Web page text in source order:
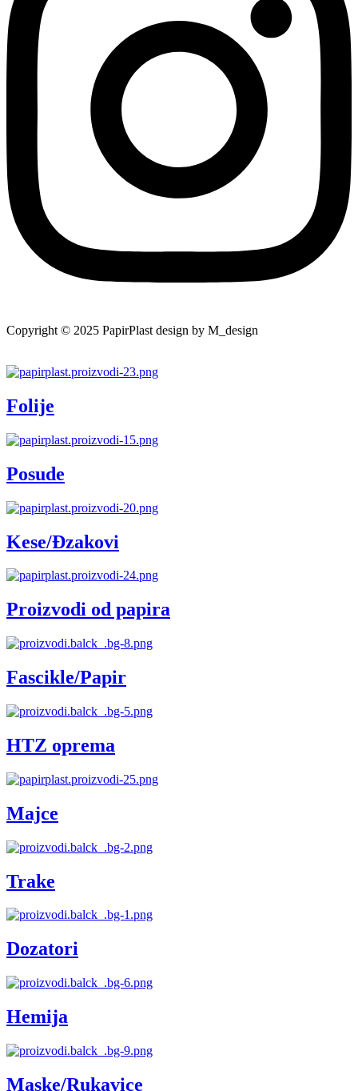
Copyright © 2025 PapirPlast design by M_design
Folije
Posude
Kese/Đzakovi
Proizvodi od papira
Fascikle/Papir
HTZ oprema
Majce
Trake
Dozatori
Hemija
Maske/Rukavice